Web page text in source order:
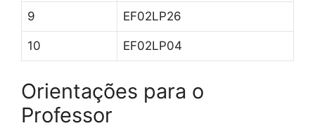
9 EF02LP26
10 EF02LP04
Orientações para o
Professor